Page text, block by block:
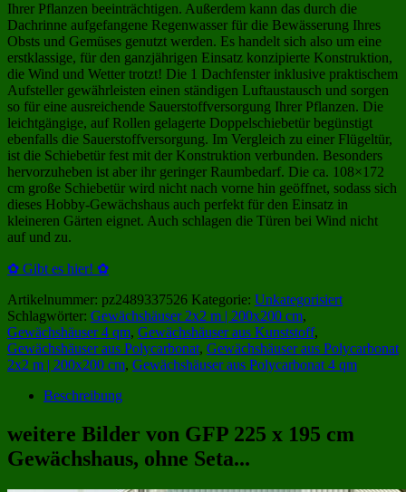
Ihrer Pflanzen beeinträchtigen. Außerdem kann das durch die
Dachrinne aufgefangene Regenwasser für die Bewässerung Ihres
Obsts und Gemüses genutzt werden. Es handelt sich also um eine
erstklassige, für den ganzjährigen Einsatz konzipierte Konstruktion,
die Wind und Wetter trotzt! Die 1 Dachfenster inklusive praktischem
Aufsteller gewährleisten einen ständigen Luftaustausch und sorgen
so für eine ausreichende Sauerstoffversorgung Ihrer Pflanzen. Die
leichtgängige, auf Rollen gelagerte Doppelschiebetür begünstigt
ebenfalls die Sauerstoffversorgung. Im Vergleich zu einer Flügeltür,
ist die Schiebetür fest mit der Konstruktion verbunden. Besonders
hervorzuheben ist aber ihr geringer Raumbedarf. Die ca. 108×172
cm große Schiebetür wird nicht nach vorne hin geöffnet, sodass sich
dieses Hobby-Gewächshaus auch perfekt für den Einsatz in
kleineren Gärten eignet. Auch schlagen die Türen bei Wind nicht
auf und zu.
✿ Gibt es hier! ✿
Artikelnummer: pz2489337526 Kategorie: Unkategorisiert
Schlagwörter: Gewächshäuser 2x2 m | 200x200 cm,
Gewächshäuser 4 qm, Gewächshäuser aus Kunststoff,
Gewächshäuser aus Polycarbonat, Gewächshäuser aus Polycarbonat
2x2 m | 200x200 cm, Gewächshäuser aus Polycarbonat 4 qm
Beschreibung
weitere Bilder von GFP 225 x 195 cm
Gewächshaus, ohne Seta...